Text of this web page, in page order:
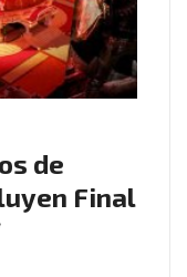
de
Final